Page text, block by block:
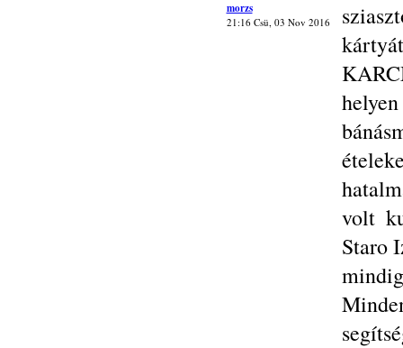
morzs
21:16 Csü, 03 Nov 2016
volt
Staro